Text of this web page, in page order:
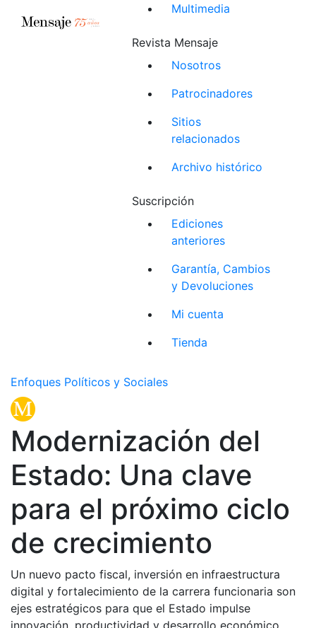
Multimedia
Revista Mensaje
Nosotros
Patrocinadores
Sitios
relacionados
Archivo histórico
Suscripción
Ediciones
anteriores
Garantía, Cambios
y Devoluciones
Mi cuenta
Tienda
Enfoques Políticos y Sociales
Modernización del
Estado: Una clave
para el próximo ciclo
de crecimiento
Un nuevo pacto fiscal, inversión en infraestructura
digital y fortalecimiento de la carrera funcionaria son
ejes estratégicos para que el Estado impulse
innovación, productividad y desarrollo económico